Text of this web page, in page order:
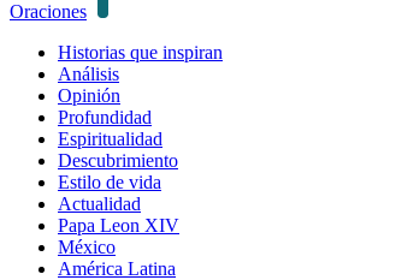
Oraciones
Historias que inspiran
Análisis
Opinión
Profundidad
Espiritualidad
Descubrimiento
Estilo de vida
Actualidad
Papa Leon XIV
México
América Latina